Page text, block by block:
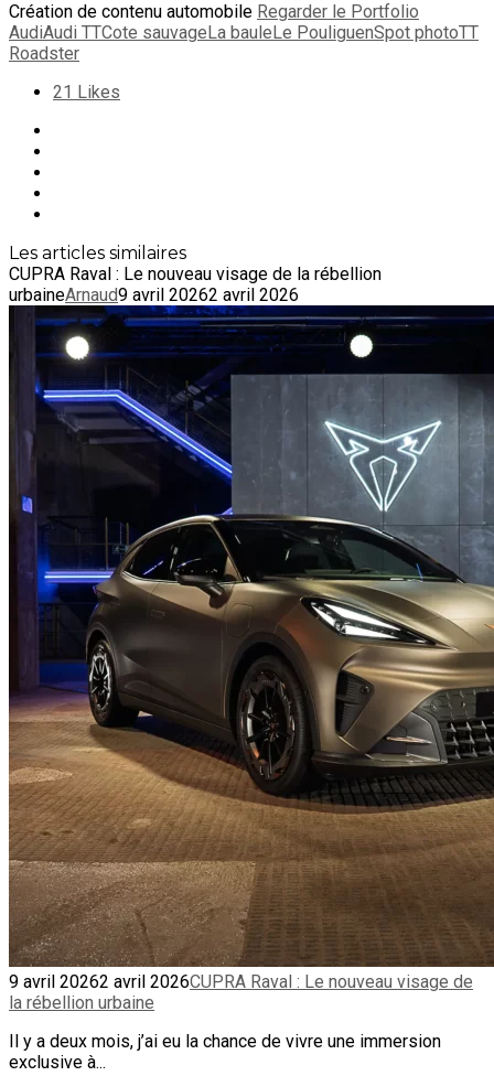
Création de contenu automobile Regarder le Portfolio
AudiAudi TTCote sauvage La baule Le PouliguenSpot photoTT
Roadster
21 Likes
Les articles similaires
CUPRA Raval : Le nouveau visage de la rébellion
urbaineArnaud9 avril 20262 avril 2026
9 avril 20262 avril 2026CUPRA Raval : Le nouveau visage de
la rébellion urbaine
Il y a deux mois, j’ai eu la chance de vivre une immersion
exclusive à...